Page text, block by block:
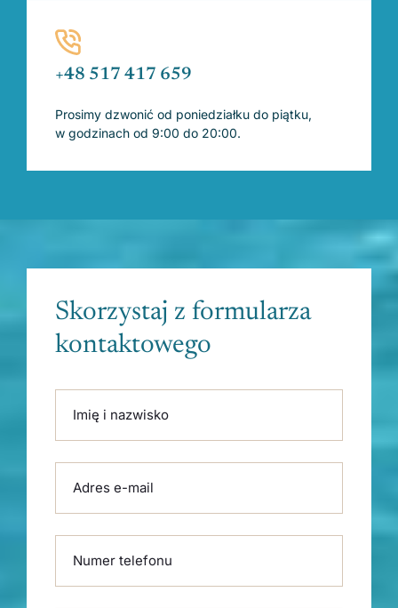
+48 517 417 659
Prosimy dzwonić od poniedziałku do piątku,
w godzinach od 9:00 do 20:00.
Skorzystaj z formularza
kontaktowego
Imię i nazwisko
Adres e-mail
Numer telefonu